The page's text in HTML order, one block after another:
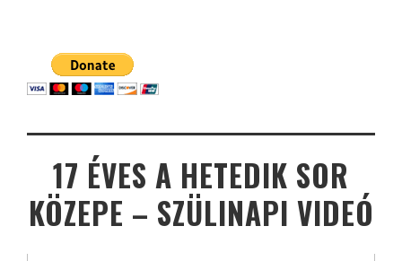
17 ÉVES A HETEDIK SOR
KÖZEPE – SZÜLINAPI VIDEÓ